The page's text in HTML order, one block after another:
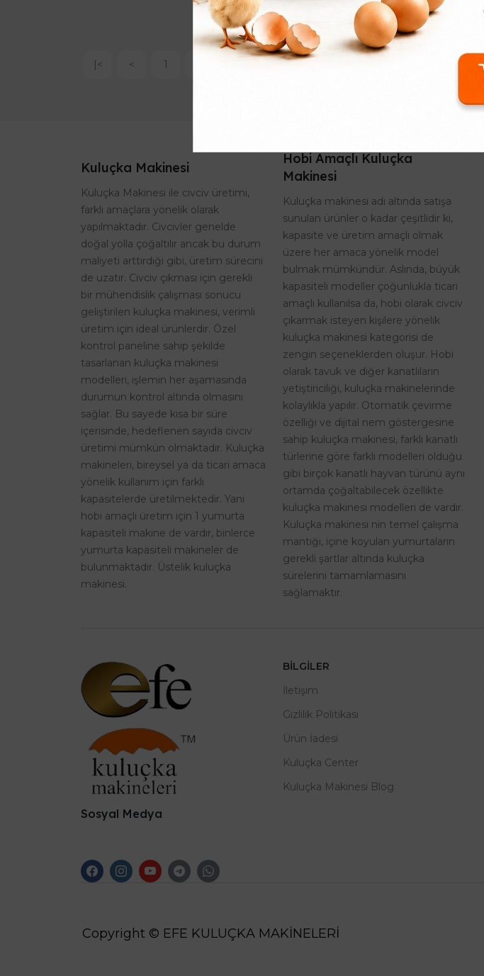
|< < 1
Kuluçka Makinesi
Kuluçka Makinesi ile civciv üretimi,
farklı amaçlara yönelik olarak
yapılmaktadır. Civcivler genelde
doğal yolla çoğaltılır ancak bu durum
maliyeti arttırdığı gibi, üretim sürecini
de uzatır. Civciv çıkması için gerekli
bir mühendislik çalışması sonucu
geliştirilen kuluçka makinesi, verimli
üretim için ideal ürünlerdir. Özel
kontrol paneline sahip şekilde
tasarlanan kuluçka makinesi
modelleri, işlemin her aşamasında
durumun kontrol altında olmasını
sağlar. Bu sayede kısa bir süre
içerisinde, hedeflenen sayıda civciv
üretimi mümkün olmaktadır. Kuluçka
makineleri, bireysel ya da ticari amaca
yönelik kullanım için farklı
kapasitelerde üretilmektedir. Yani
hobi amaçlı üretim için 1 yumurta
kapasiteli makine de vardır, binlerce
yumurta kapasiteli makineler de
bulunmaktadır. Üstelik kuluçka
makinesi.
Hobi Amaçlı Kuluçka
Makinesi
Kuluçka makinesi adı altında satışa
sunulan ürünler o kadar çeşitlidir ki,
kapasite ve üretim amaçlı olmak
üzere her amaca yönelik model
bulmak mümkündür. Aslında, büyük
kapasiteli modeller çoğunlukla ticari
amaçlı kullanılsa da, hobi olarak civciv
çıkarmak isteyen kişilere yönelik
kuluçka makinesi kategorisi de
zengin seçeneklerden oluşur. Hobi
olarak tavuk ve diğer kanatlıların
yetiştiriciliği, kuluçka makinelerinde
kolaylıkla yapılır. Otomatik çevirme
özelliği ve dijital nem göstergesine
sahip kuluçka makinesi, farklı kanatlı
türlerine göre farklı modelleri olduğu
gibi birçok kanatlı hayvan türünü aynı
ortamda çoğaltabilecek özellikte
kuluçka makinesi modelleri de vardır.
Kuluçka makinesi nin temel çalışma
mantığı, içine koyulan yumurtaların
gerekli şartlar altında kuluçka
sürelerini tamamlamasını
sağlamaktır.
Sosyal Medya
BILGILER
İletişim
Gizlilik Politikası
Ürün İadesi
Kuluçka Center
Kuluçka Makinesi Blog
Copyright © EFE KULUÇKA MAKİNELERİ